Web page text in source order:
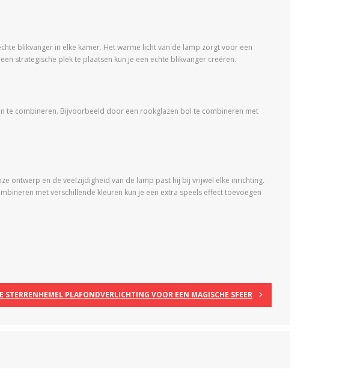
blikvanger in elke kamer. Het warme licht van de lamp zorgt voor een
strategische plek te plaatsen kun je een echte blikvanger creëren.
te combineren. Bijvoorbeeld door een rookglazen bol te combineren met
ontwerp en de veelzijdigheid van de lamp past hij bij vrijwel elke inrichting.
met verschillende kleuren kun je een extra speels effect toevoegen
STERRENHEMEL PLAFONDVERLICHTING VOOR EEN MAGISCHE SFEER